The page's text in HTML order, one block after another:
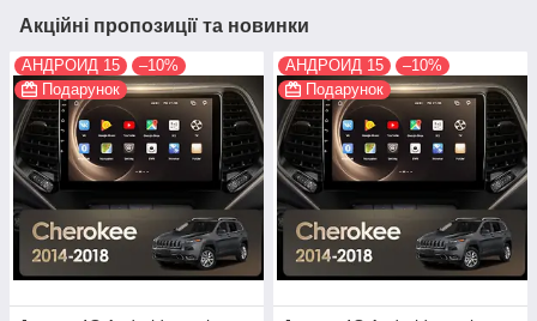
Акційні пропозиції та новинки
АНДРОИД 15
–10%
Подарунок
АНДРОИД 15
–10%
Подарунок